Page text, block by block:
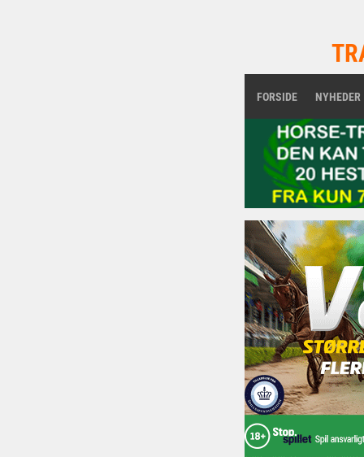
FORSIDE NYHEDER